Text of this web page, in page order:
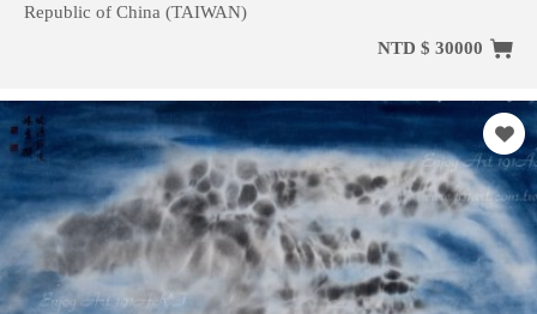
Republic of China (TAIWAN)
NTD $ 30000